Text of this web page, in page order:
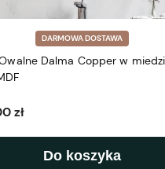
DARMOWA DOSTAWA
Dalma Copper w
zł
Do koszyka